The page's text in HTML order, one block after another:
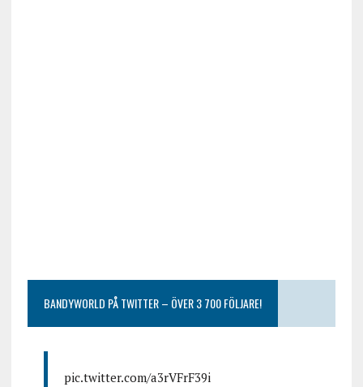
BANDYWORLD PÅ TWITTER – ÖVER 3 700 FÖLJARE!
pic.twitter.com/a3rVFrF39i